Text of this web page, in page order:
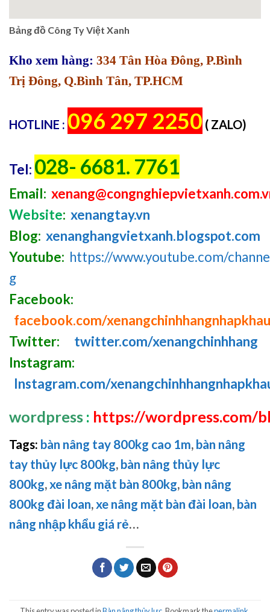
Bảng đồ Công Ty Việt Xanh
Kho xem hàng: 334 Tân Hòa Đông, P.Bình
Trị Đông, Q.Bình Tân, TP.HCM
HOTLINE : 096 297 2250 ( ZALO)
Tel: 028- 6681. 7761
Email:
Website: xenangtay.vn
Blog: xenanghangvietxanh.blogspot.com
Youtube: https://www.youtube.com/
g
Facebook:
facebook.com/xenangchinhhangnhapkhau
Twitter:
twitter.com/xenangchinhhang
Instagram:
Instagram.com/
wordpress : https://wordpress.com/
Tags: bàn nâng tay 800kg cao 1m, bàn nâng
tay thủy lực 800kg, bàn nâng thủy lực
800kg,xe nâng mặt bàn 800kg, bàn nâng
800kg đài loan,xe nâng mặt bàn đài loan, bàn
nâng nhập khẩu giá rẻ…